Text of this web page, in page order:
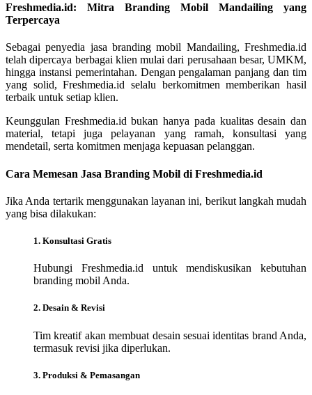
Freshmedia.id: Mitra Branding Mobil Mandailing yang
Terpercaya
Sebagai penyedia jasa branding mobil Mandailing, Freshmedia.id
telah dipercaya berbagai klien mulai dari perusahaan besar, UMKM,
hingga instansi pemerintahan. Dengan pengalaman panjang dan tim
yang solid, Freshmedia.id selalu berkomitmen memberikan hasil
terbaik untuk setiap klien.
Keunggulan Freshmedia.id bukan hanya pada kualitas desain dan
material, tetapi juga pelayanan yang ramah, konsultasi yang
mendetail, serta komitmen menjaga kepuasan pelanggan.
Cara Memesan Jasa Branding Mobil di Freshmedia.id
Jika Anda tertarik menggunakan layanan ini, berikut langkah mudah
yang bisa dilakukan:
1. Konsultasi Gratis
Hubungi Freshmedia.id untuk mendiskusikan kebutuhan
branding mobil Anda.
2. Desain & Revisi
Tim kreatif akan membuat desain sesuai identitas brand Anda,
termasuk revisi jika diperlukan.
3. Produksi & Pemasangan